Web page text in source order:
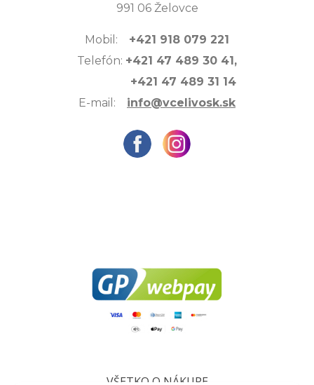
991 06 Želovce
Mobil: +421 918 079 221
Telefón: +421 47 489 30 41,
+421 47 489 31 14
E-mail: info@vcelivosk.sk
VŠETKO O NÁKUPE